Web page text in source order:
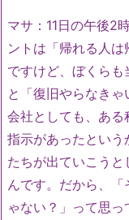
マサ：11日の午後2
ントは「帰れる人
ですけど、ぼくら
と「復旧やらなきゃ
会社としても、ある
指示があったという
たちが出ていこう
んです。だから、
ゃない？」って思